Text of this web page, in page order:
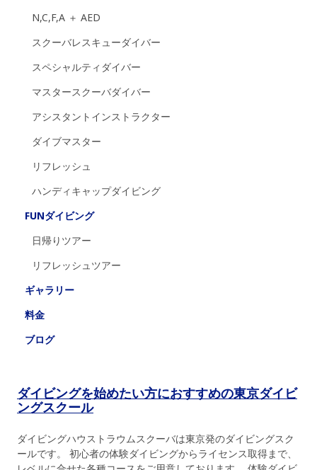
N,C,F,A ＋ AED
スクーバレスキューダイバー
スペシャルティダイバー
マスタースクーバダイバー
アシスタントインストラクター
ダイブマスター
リフレッシュ
ハンディキャップダイビング
FUNダイビング
日帰りツアー
リフレッシュツアー
ギャラリー
料金
ブログ
ダイビングを始めたい方におすすめの東京ダイビ
ングスクール
ダイビングハウストラウムスクーバは東京発のダイビングスク
ールです。 初心者の体験ダイビングからライセンス取得まで、